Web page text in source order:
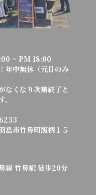
~ PM 18:00
年中無休（元日のみ
なくなり次第終了と
島市竹鼻町飯柄１５
線 竹鼻駅 徒歩20分